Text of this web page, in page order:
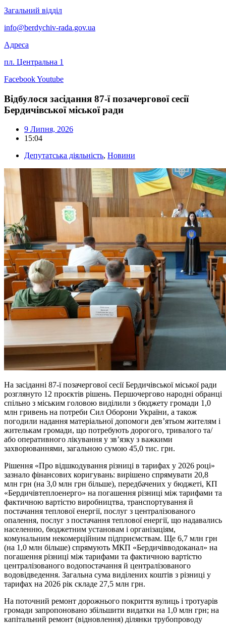
Загальний відділ
info@berdychiv-rada.gov.ua
Адреса
пл. Центральна 1
FacebookYoutube
Відбулося засідання 87-ї позачергової сесії
Бердичівської міської ради
9 Липня, 2026
15:04
Депутатська діяльність, Новини
На засіданні 87-ї позачергової сесії Бердичівської міської ради
розглянуто 12 проєктів рішень. Першочергово народні обранці
спільно з міським головою виділили з бюджету громади 1,0
млн гривень на потреби Сил Оборони України, а також
погодили надання матеріальної допомоги дев’ятьом жителям і
жителькам громади, що потребують дорогого, тривалого та/
або оперативного лікування у зв’язку з важкими
захворюваннями, загальною сумою 45,0 тис. грн.
Рішення «Про відшкодування різниці в тарифах у 2026 році»
зазнало фінансових коригувань: вирішено спрямувати 20,8
млн грн (на 3,0 млн грн більше), передбачених у бюджеті, КП
«Бердичівтеплоенерго» на погашення різниці між тарифами та
фактичною вартістю виробництва, транспортування й
постачання теплової енергії, послуг з централізованого
опалення, послуг з постачання теплової енергії, що надавались
населенню, бюджетним установам і організаціям,
комунальним некомерційним підприємствам. Ще 6,7 млн грн
(на 1,0 млн більше) спрямують МКП «Бердичівводоканал» на
погашення різниці між тарифами та фактичною вартістю
централізованого водопостачання й централізованого
водовідведення. Загальна сума виділених коштів з різниці у
тарифах на 2026 рік складе 27,5 млн грн.
На поточний ремонт дорожнього покриття вулиць і тротуарів
громади запропоновано збільшити видатки на 1,0 млн грн; на
капітальний ремонт (відновлення) ділянки трубопроводу